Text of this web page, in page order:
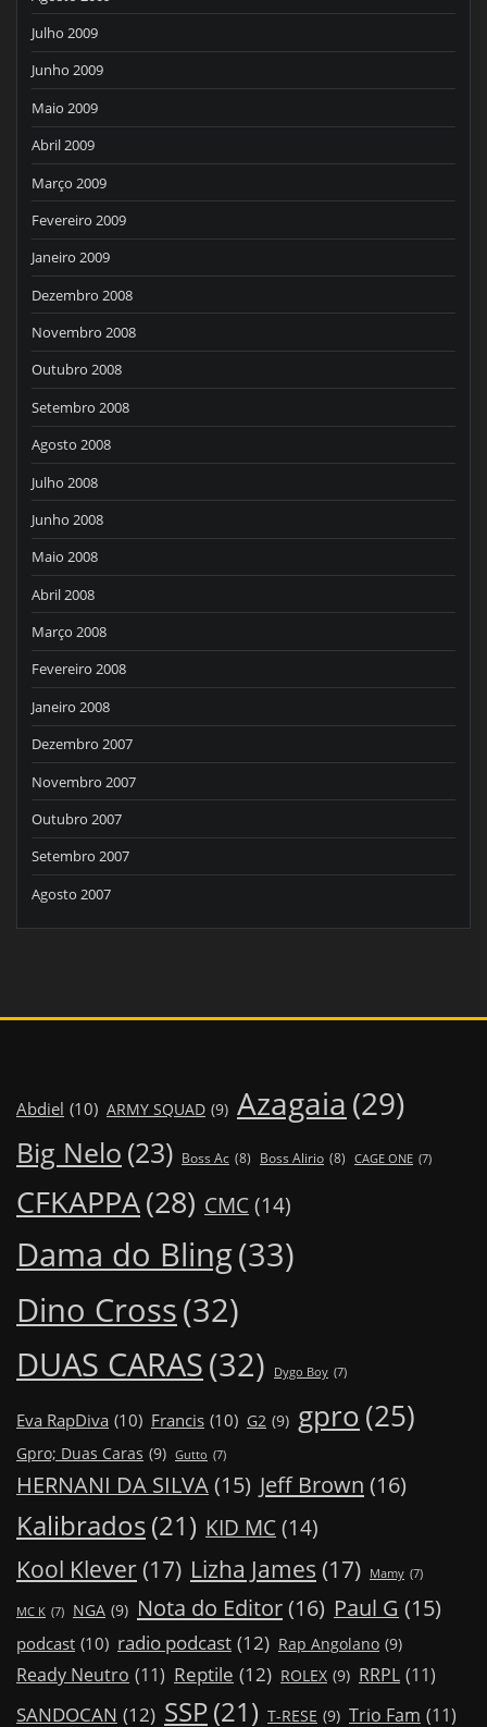
Julho 2009
Junho 2009
Maio 2009
Abril 2009
Março 2009
Fevereiro 2009
Janeiro 2009
Dezembro 2008
Novembro 2008
Outubro 2008
Setembro 2008
Agosto 2008
Julho 2008
Junho 2008
Maio 2008
Abril 2008
Março 2008
Fevereiro 2008
Janeiro 2008
Dezembro 2007
Novembro 2007
Outubro 2007
Setembro 2007
Agosto 2007
Abdiel (10) ARMY SQUAD (9) Azagaia (29)
Big Nelo (23) Boss Ac (8) Boss Alirio (8) CAGE ONE (7)
CFKAPPA(28) CMC (14)
Dama do Bling(33)
Dino Cross(32)
DUAS CARAS(32) Dygo Boy (7)
Eva RapDiva (10) Francis (10) G2 (9) gpro(25)
Gpro; Duas Caras (9) Gutto (7)
HERNANI DA SILVA(15) Jeff Brown (16)
Kalibrados(21) KID MC (14)
Kool Klever (17) Lizha James (17) Mamy (7)
MC K (7) NGA (9) Nota do Editor(16) Paul G (15)
podcast (10) radio podcast (12) Rap Angolano (9)
Ready Neutro (11) Reptile (12) ROLEX (9) RRPL (11)
SANDOCAN (12) SSP(21) T-RESE (9) Trio Fam (11)